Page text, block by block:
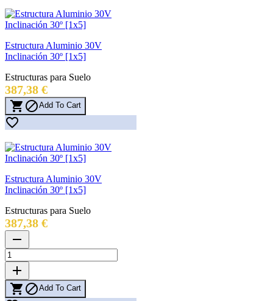
Estructura Aluminio 30V
Inclinación 30º [1x5]
Estructuras para Suelo
387,38 €Precio
 Add To Cart

Estructura Aluminio 30V
Inclinación 30º [1x5]
Estructuras para Suelo
387,38 €Precio
remove
add
 Add To Cart